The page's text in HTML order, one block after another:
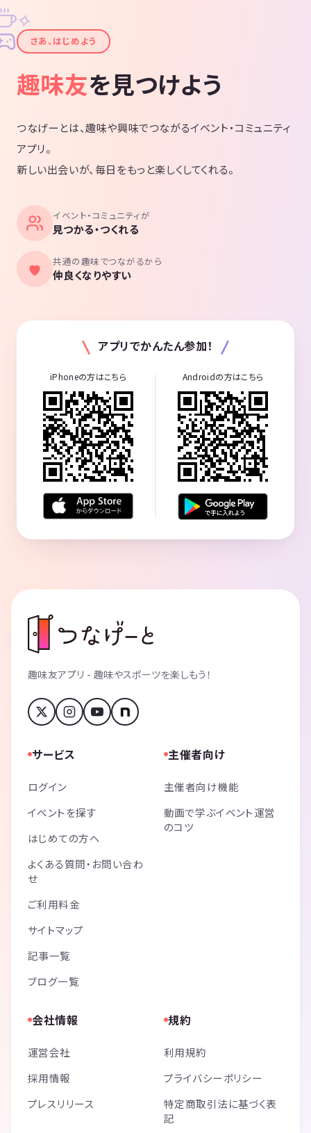
✦
✧
さあ、はじめよう
趣味友を見つけよう
つなげーとは、趣味や興味でつながるイベント・コミュニティ
アプリ。
新しい出会いが、毎日をもっと楽しくしてくれる。
イベント・コミュニティが
見つかる・つくれる
共通の趣味でつながるから
仲良くなりやすい
アプリでかんたん参加！
iPhoneの方はこちら Androidの方はこちら
趣味友アプリ - 趣味やスポーツを楽しもう！
サービス
ログイン
イベントを探す
はじめての方へ
よくある質問・お問い合わ
せ
ご利用料金
サイトマップ
記事一覧
ブログ一覧
主催者向け
主催者向け機能
動画で学ぶイベント運営
のコツ
会社情報
運営会社
採用情報
プレスリリース
規約
利用規約
プライバシーポリシー
特定商取引法に基づく表
記